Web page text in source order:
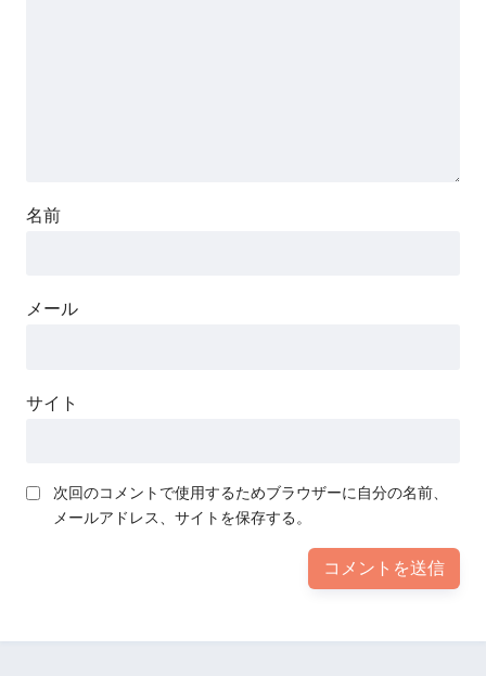
名前
メール
サイト
次回のコメントで使用するためブラウザーに自分の名前、
メールアドレス、サイトを保存する。